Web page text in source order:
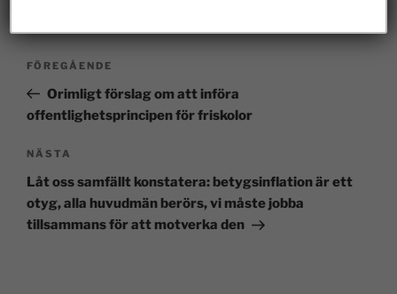
FÖREGÅENDE
Orimligt förslag om att införa
offentlighetsprincipen för friskolor
NÄSTA
Låt oss samfällt konstatera: betygsinflation är ett
otyg, alla huvudmän berörs, vi måste jobba
tillsammans för att motverka den